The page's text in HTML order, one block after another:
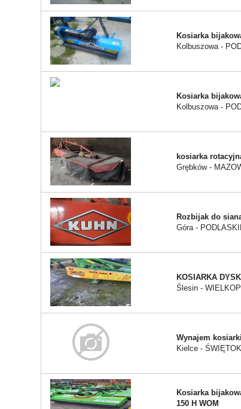
Kosiarka
Kolbuszowa -
Kosiarka
Kolbuszowa -
kosiarka
Grębków -
Rozbijak do
Góra -
KOSIARKA
Ślesin -
Wynajem
Kielce -
Kosiarka
150 H WOM